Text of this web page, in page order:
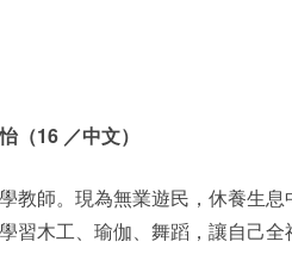
（16 ／中文）
教師。現為無業遊民，休養生
習木工、瑜伽、舞蹈，讓自己全